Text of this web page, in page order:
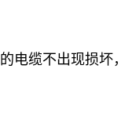
缆不出现损坏，